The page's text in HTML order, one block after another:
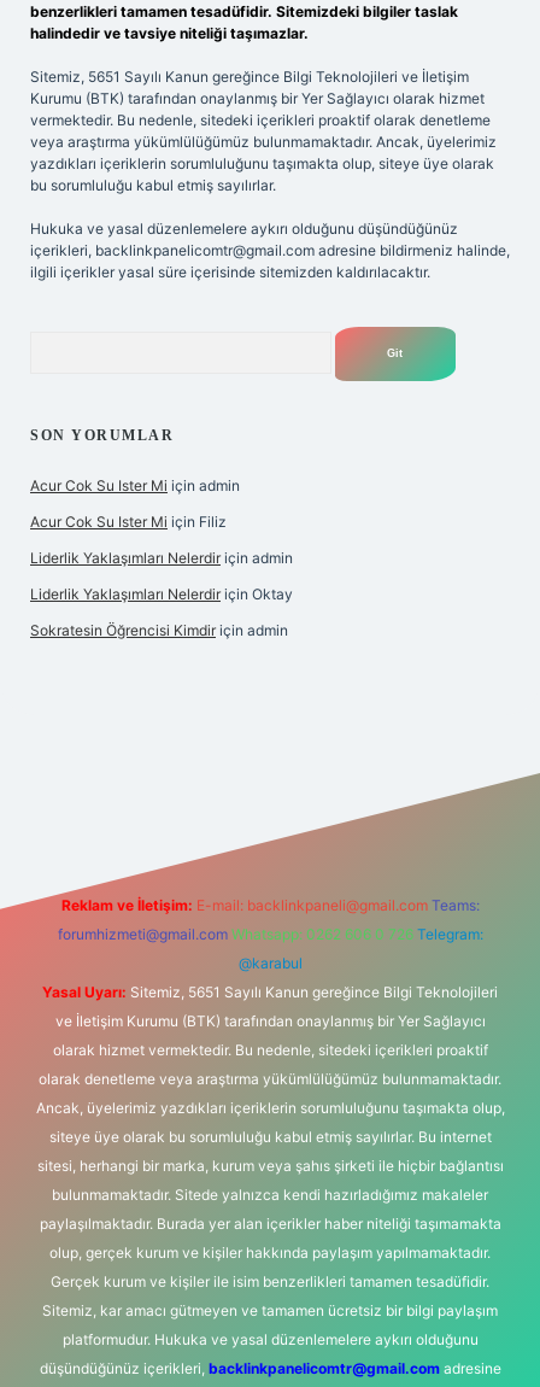
benzerlikleri tamamen tesadüfidir. Sitemizdeki bilgiler taslak
halindedir ve tavsiye niteliği taşımazlar.
Sitemiz, 5651 Sayılı Kanun gereğince Bilgi Teknolojileri ve İletişim
Kurumu (BTK) tarafından onaylanmış bir Yer Sağlayıcı olarak hizmet
vermektedir. Bu nedenle, sitedeki içerikleri proaktif olarak denetleme
veya araştırma yükümlülüğümüz bulunmamaktadır. Ancak, üyelerimiz
yazdıkları içeriklerin sorumluluğunu taşımakta olup, siteye üye olarak
bu sorumluluğu kabul etmiş sayılırlar.
Hukuka ve yasal düzenlemelere aykırı olduğunu düşündüğünüz
içerikleri, backlinkpanelicomtr@gmail.com adresine bildirmeniz halinde,
ilgili içerikler yasal süre içerisinde sitemizden kaldırılacaktır.
SON YORUMLAR
Acur Cok Su Ister Mi için admin
Acur Cok Su Ister Mi için Filiz
Liderlik Yaklaşımları Nelerdir için admin
Liderlik Yaklaşımları Nelerdir için Oktay
Sokratesin Öğrencisi Kimdir için admin
Reklam ve İletişim: E-mail: backlinkpaneli@gmail.com Teams:
forumhizmeti@gmail.com Whatsapp: 0262 606 0 726 Telegram:
@karabul
Yasal Uyarı: Sitemiz, 5651 Sayılı Kanun gereğince Bilgi Teknolojileri
ve İletişim Kurumu (BTK) tarafından onaylanmış bir Yer Sağlayıcı
olarak hizmet vermektedir. Bu nedenle, sitedeki içerikleri proaktif
olarak denetleme veya araştırma yükümlülüğümüz bulunmamaktadır.
Ancak, üyelerimiz yazdıkları içeriklerin sorumluluğunu taşımakta olup,
siteye üye olarak bu sorumluluğu kabul etmiş sayılırlar. Bu internet
sitesi, herhangi bir marka, kurum veya şahıs şirketi ile hiçbir bağlantısı
bulunmamaktadır. Sitede yalnızca kendi hazırladığımız makaleler
paylaşılmaktadır. Burada yer alan içerikler haber niteliği taşımamakta
olup, gerçek kurum ve kişiler hakkında paylaşım yapılmamaktadır.
Gerçek kurum ve kişiler ile isim benzerlikleri tamamen tesadüfidir.
Sitemiz, kar amacı gütmeyen ve tamamen ücretsiz bir bilgi paylaşım
platformudur. Hukuka ve yasal düzenlemelere aykırı olduğunu
düşündüğünüz içerikleri, backlinkpanelicomtr@gmail.comadresine